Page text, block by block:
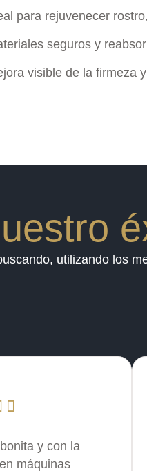
para rejuvenecer
seguros y
visible de la firmeza
utilizando los
y con la
máquinas